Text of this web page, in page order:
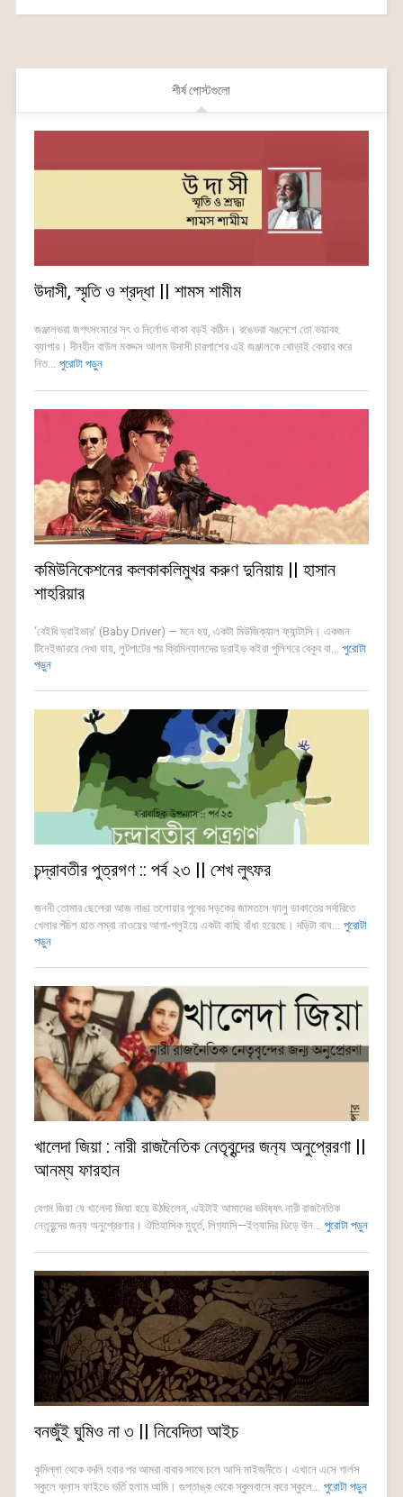
শীর্ষ পোস্টগুলো
উদাসী, স্মৃতি ও শ্রদ্ধা || শামস শামীম
জঞ্জালভরা জগৎসংসারে সৎ ও নির্লোভ থাকা বড়ই কঠিন। রঙেভরা বঙদেশে তো ভয়াবহ
ব্যাপার। দীনহীন বাউল মকদ্দস আলম উদাসী চারপাশের এই জঞ্জালকে থোড়াই কেয়ার করে
নিত... পুরোটা পড়ুন
কমিউনিকেশনের কলকাকলিমুখর করুণ দুনিয়ায় || হাসান
শাহরিয়ার
‘বেইবি ড্রাইভার’ (Baby Driver) — মনে হয়, একটা মিউজিক্যাল ফ্যান্টাসি। একজন
টিনেইজাররে দেখা যায়, লুটপাটের পর ক্রিমিন্যালদের ড্রাইভ কইরা পুলিশরে বেকুব বা... পুরোটা
পড়ুন
চন্দ্রাবতীর পুত্রগণ :: পর্ব ২৩ || শেখ লুৎফর
জননী তোমার ছেলেরা আজ নাঙা তলোয়ার পুবের সড়কের জামতলে ফালু ডাকাতের সর্দারিতে
খেলার পঁচিশ হাত লম্বা নাওয়ের আগা-গলুইয়ে একটা কাছি বাঁধা হয়েছে। দড়িটা বাঘ... পুরোটা
পড়ুন
খালেদা জিয়া : নারী রাজনৈতিক নেতৃবৃন্দের জন‍্য অনুপ্রেরণা ||
আনম্য ফারহান
বেগম জিয়া যে খালেদা জিয়া হয়ে উঠছিলেন, এইটাই আমাদের ভবিষ‍্যৎ নারী রাজনৈতিক
নেতৃবৃন্দের জন‍্য অনুপ্রেরণার। ঐতিহাসিক মুহূর্ত, লিগ‍্যাসি—ইত‍্যাদির ভিড়ে উন... পুরোটা পড়ুন
বনজুঁই ঘুমিও না ৩ || নিবেদিতা আইচ
কুমিল্লা থেকে বদলি হবার পর আমরা বাবার সাথে চলে আসি মাইজদীতে। এখানে এসে গার্লস
স্কুলে ক্লাস ফাইভে ভর্তি হলাম আমি। গুপ্তাঙ্ক থেকে স্কুলবাসে করে স্কুলে... পুরোটা পড়ুন